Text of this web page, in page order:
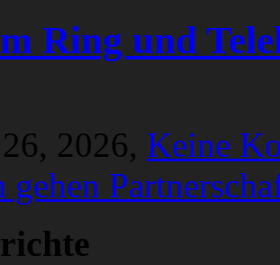
Ring und
2026, Keine
gehen